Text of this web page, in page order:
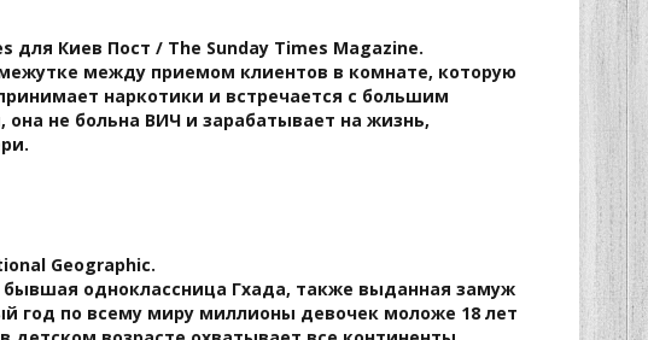
Киев Пост / The Sunday Times Magazine.
между приемом клиентов в комнате, которую
наркотики и встречается с большим
не больна ВИЧ и зарабатывает на жизнь,
Geographic.
одноклассница Гхада, также выданная замуж
год по всему миру миллионы девочек моложе 18 лет